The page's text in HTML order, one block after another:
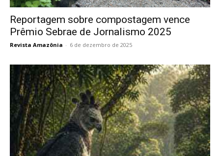
Reportagem sobre compostagem vence
Prêmio Sebrae de Jornalismo 2025
Revista Amazônia - 6 de dezembro de 2025